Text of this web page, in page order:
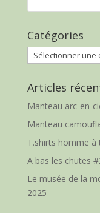
Catégories
Catégories
Articles
Manteau arc-en-
Manteau
T.shirts homme à
A bas les chutes
Le musée de la
2025